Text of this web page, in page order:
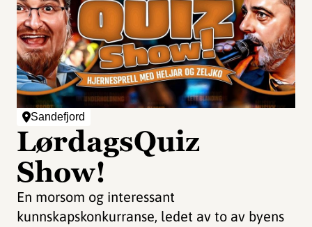
Sandefjord
LørdagsQuiz
Show!
En morsom og interessant
kunnskapskonkurranse, ledet av to av byens